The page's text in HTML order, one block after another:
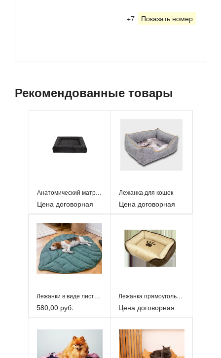
+7 Показать номер
Рекомендованные товары
Анатомический матрас для животных «MemoryPet»
Цена договорная
Лежанка для кошек
Цена договорная
Лежанки в виде листика
580,00 руб.
Лежанка прямоугольная с аппликацией
Цена договорная